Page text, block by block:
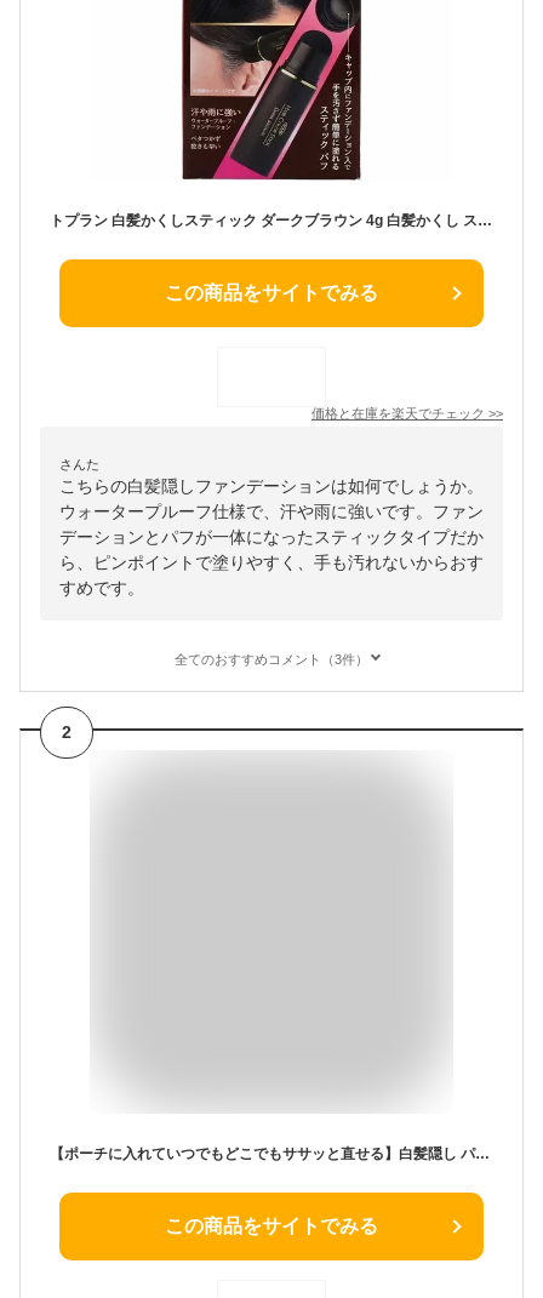
トプラン 白髪かくしスティック ダークブラウン 4g 白髪かくし スティック 白髪隠し 生え際 部分 白髪カバー 塗る ファンデーション ウォータープルーフ ベタつかない パフ スティックパフ 白髪用 【2個までメール便】
この商品をサイトでみる
価格と在庫を楽天でチェック >>
さんた
こちらの白髪隠しファンデーションは如何でしょうか。
ウォータープルーフ仕様で、汗や雨に強いです。ファン
デーションとパフが一体になったスティックタイプだか
ら、ピンポイントで塗りやすく、手も汚れないからおす
すめです。
全てのおすすめコメント（3件）
2
【ポーチに入れていつでもどこでもササッと直せる】白髪隠し パウダー 生え際 薄毛カバー ヘアファンデーション 韓国コスメ 白髪カバー 密着 水に強い 汗に強い 分け目 頭皮 ケア ヘアシャドウ ボリューム ヘアティント スカルプ 頭頂部 産後 ウォータープルーフ 薄毛
この商品をサイトでみる